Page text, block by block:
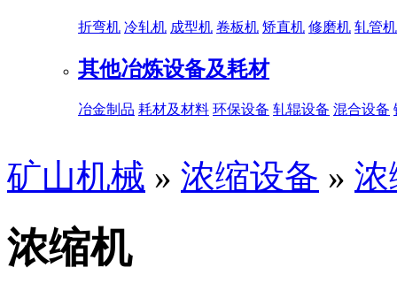
折弯机 冷轧机 成型机 卷板机 矫直机 修磨机 轧管机
其他冶炼设备及耗材
冶金制品 耗材及材料 环保设备 轧辊设备 混合设备
矿山机械 » 浓缩设备 » 浓
浓缩机